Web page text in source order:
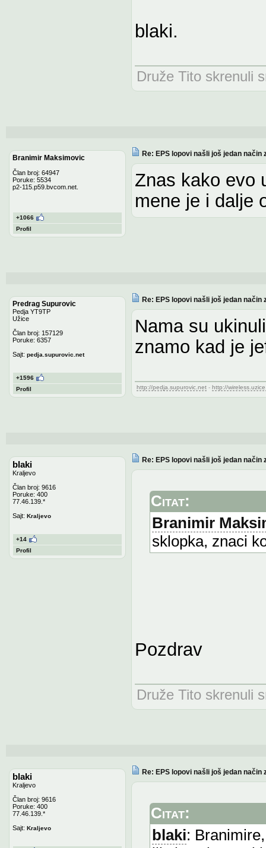
blaki.
Druže Tito skrenuli
Branimir Maksimovic
Član broj: 64947
Poruke: 5534
p2-115.p59.bvcom.net.
+1066
Profil
Re: EPS lopovi našli još jedan način
Znas kako evo
mene je i dalje
Predrag Supurovic
Pedja YT9TP
Užice
Član broj: 157129
Poruke: 6357
Sajt: pedja.supurovic.net
+1596
Profil
Re: EPS lopovi našli još jedan način
Nama su
znamo kad je
http://pedja.supurovic.net - http://
blaki
Kraljevo
Član broj: 9616
Poruke: 400
77.46.139.*
Sajt: Kraljevo
+14
Profil
Re: EPS lopovi našli još jedan način
Citat:
Branimir
sklopka, znaci
Pozdrav
Druže Tito skrenuli
blaki
Kraljevo
Član broj: 9616
Poruke: 400
77.46.139.*
Sajt: Kraljevo
Re: EPS lopovi našli još jedan način
Citat:
blaki: